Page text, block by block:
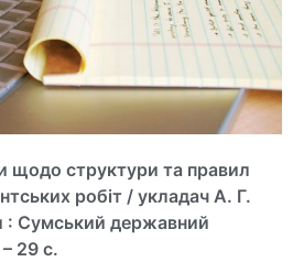
щодо структури та правил
робіт / укладач А. Г.
: Сумський державний
29 с.